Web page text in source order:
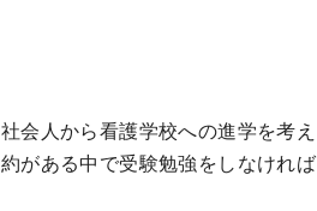
会人から看護学校への進学を考え
がある中で受験勉強をしなければ